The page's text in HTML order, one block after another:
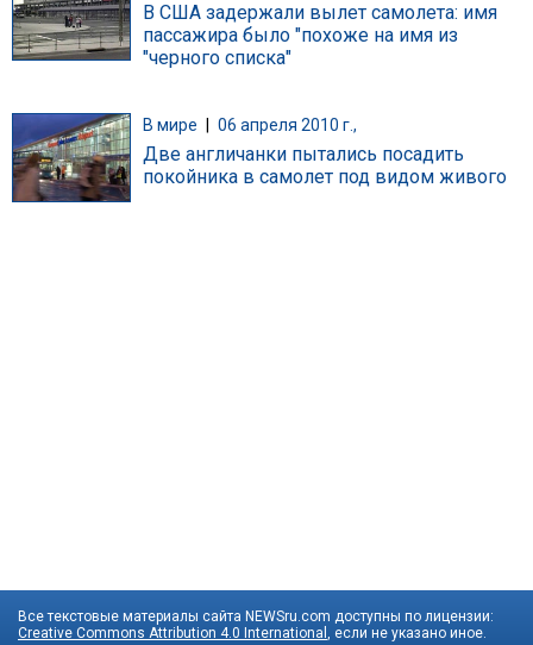
В США задержали вылет самолета: имя
пассажира было "похоже на имя из
"черного списка"
В мире 06 апреля 2010 г.,
Две англичанки пытались посадить
покойника в самолет под видом живого
Все текстовые материалы сайта NEWSru.com доступны по лицензии:
Creative Commons Attribution 4.0 International
, если не указано иное.